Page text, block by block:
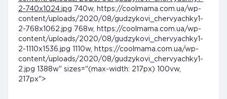
2-740x1024.jpg 740w, https://coolmama.com.ua/wp-
content/uploads/2020/08/gudzykovi_chervyachky1-
2-768x1062.jpg 768w, https://coolmama.com.ua/wp-
content/uploads/2020/08/gudzykovi_chervyachky1-
2-1110x1536.jpg 1110w, https://coolmama.com.ua/wp-
content/uploads/2020/08/gudzykovi_chervyachky1-
2.jpg 1388w" sizes="(max-width: 217px) 100vw,
217px">